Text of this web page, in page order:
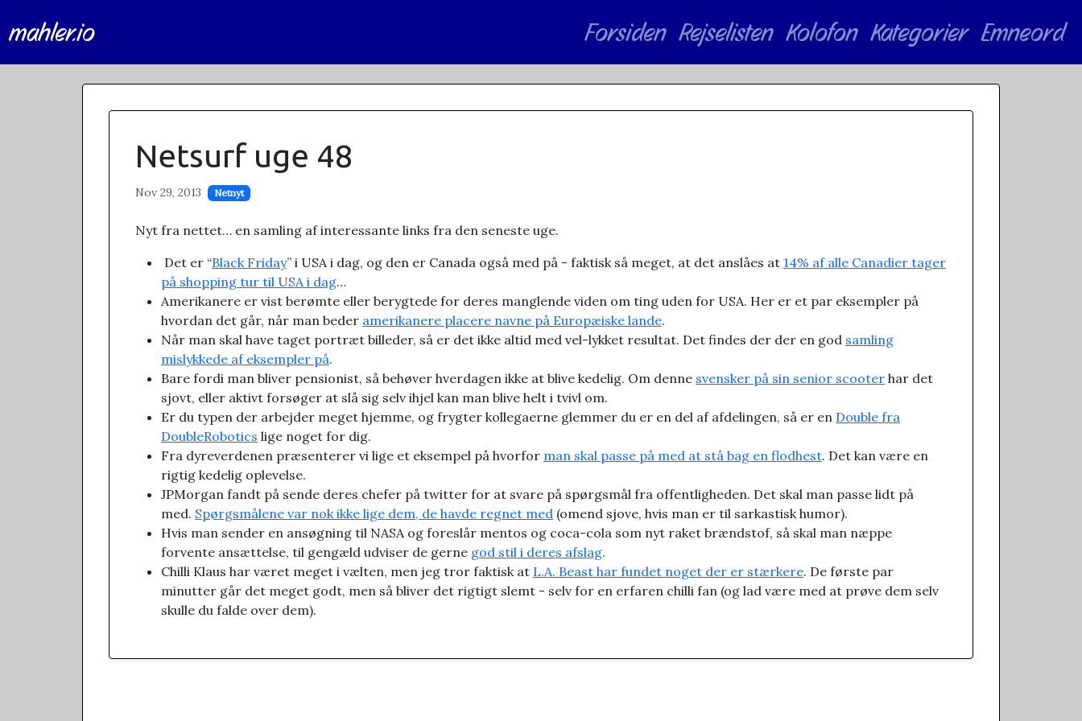
mahler.io Forsiden Rejselisten Kolofon Kategorier Emneord
Netsurf uge 48
Nov 29, 2013 Netnyt
Nyt fra nettet… en samling af interessante links fra den seneste uge.
Det er “Black Friday” i USA i dag, og den er Canada også med på - faktisk så meget, at det anslåes at 14% af alle Canadier tager
på shopping tur til USA i dag…
Amerikanere er vist berømte eller berygtede for deres manglende viden om ting uden for USA. Her er et par eksempler på
hvordan det går, når man beder amerikanere placere navne på Europæiske lande.
Når man skal have taget portræt billeder, så er det ikke altid med vel-lykket resultat. Det findes der der en god samling
mislykkede af eksempler på.
Bare fordi man bliver pensionist, så behøver hverdagen ikke at blive kedelig. Om denne svensker på sin senior scooter har det
sjovt, eller aktivt forsøger at slå sig selv ihjel kan man blive helt i tvivl om.
Er du typen der arbejder meget hjemme, og frygter kollegaerne glemmer du er en del af afdelingen, så er en Double fra
DoubleRobotics lige noget for dig.
Fra dyreverdenen præsenterer vi lige et eksempel på hvorfor man skal passe på med at stå bag en flodhest. Det kan være en
rigtig kedelig oplevelse.
JPMorgan fandt på sende deres chefer på twitter for at svare på spørgsmål fra offentligheden. Det skal man passe lidt på
med. Spørgsmålene var nok ikke lige dem, de havde regnet med (omend sjove, hvis man er til sarkastisk humor).
Hvis man sender en ansøgning til NASA og foreslår mentos og coca-cola som nyt raket brændstof, så skal man næppe
forvente ansættelse, til gengæld udviser de gerne god stil i deres afslag.
Chilli Klaus har været meget i vælten, men jeg tror faktisk at L.A. Beast har fundet noget der er stærkere. De første par
minutter går det meget godt, men så bliver det rigtigt slemt - selv for en erfaren chilli fan (og lad være med at prøve dem selv
skulle du falde over dem).